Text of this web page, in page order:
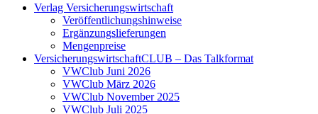
Verlag Versicherungswirtschaft
Veröffentlichungshinweise
Ergänzungslieferungen
Mengenpreise
VersicherungswirtschaftCLUB – Das Talkformat
VWClub Juni 2026
VWClub März 2026
VWClub November 2025
VWClub Juli 2025